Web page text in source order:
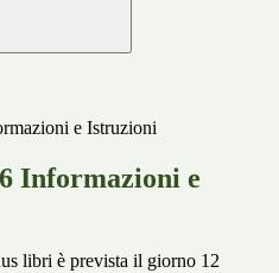
e Istruzioni
Informazioni e
libri è prevista il giorno 12